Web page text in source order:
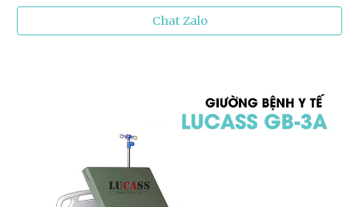
Chat Zalo